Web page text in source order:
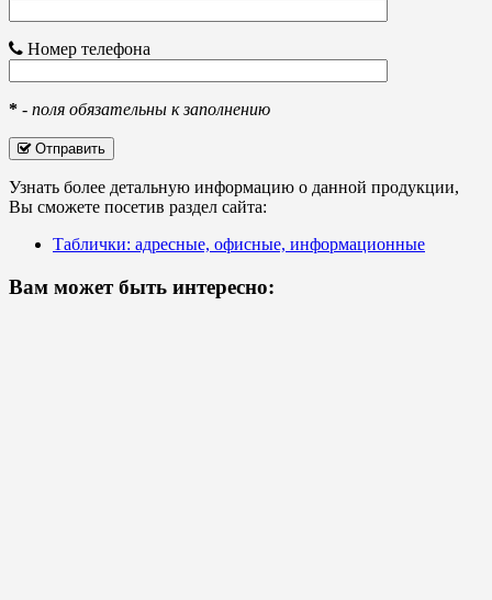
Номер телефона
* - поля обязательны к заполнению
Отправить
Узнать более детальную информацию о данной продукции,
Вы сможете посетив раздел сайта:
Таблички: адресные, офисные, информационные
Вам может быть интересно: